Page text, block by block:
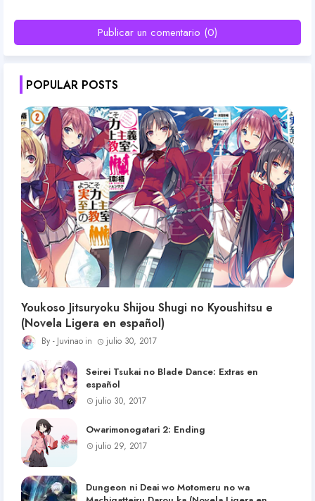
Publicar un comentario (0)
POPULAR POSTS
Youkoso Jitsuryoku Shijou Shugi no Kyoushitsu e
(Novela Ligera en español)
Juvinao julio 30, 2017
Seirei Tsukai no Blade Dance: Extras en
español
julio 30, 2017
Owarimonogatari 2: Ending
julio 29, 2017
Dungeon ni Deai wo Motomeru no wa